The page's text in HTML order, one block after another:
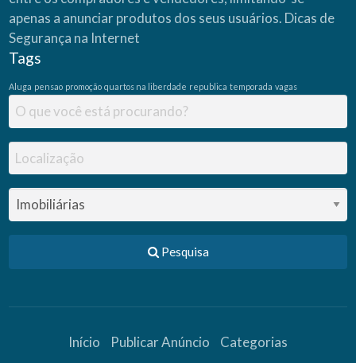
apenas a anunciar produtos dos seus usuários. Dicas de
Segurança na Internet
Tags
Aluga pensao promoção quartos na liberdade republica temporada vagas
Pesquisa
Início Publicar Anúncio Categorias